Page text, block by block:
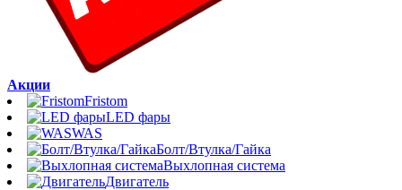
Акции
Fristom
LED фары
WAS
Болт/Втулка/Гайка
Выхлопная система
Двигатель